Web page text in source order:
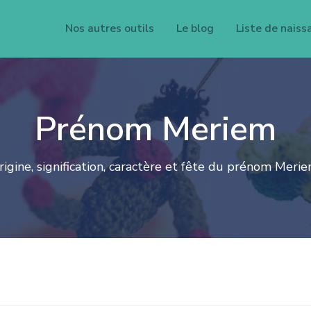
Nos autres outils Le blog Liste de
Prénom Meriem
signification, caractère et fête du prénom